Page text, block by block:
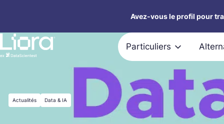
contenu
Avez-vous le profil pour
Particuliers
Actualités Data & IA